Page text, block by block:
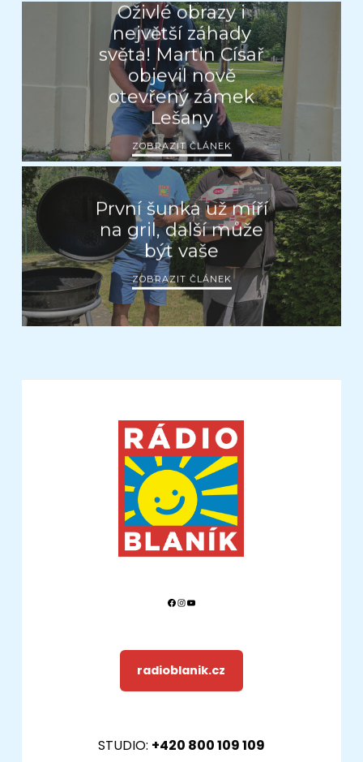
Oživlé obrazy i
největší záhady
světa! Martin Císař
objevil nově
otevřený zámek
Lešany
ZOBRAZIT ČLÁNEK
První šunka už míří
na gril, další může
být vaše
ZOBRAZIT ČLÁNEK
Facebook
Instagram
YouTube
radioblanik.cz
STUDIO: +420 800 109 109